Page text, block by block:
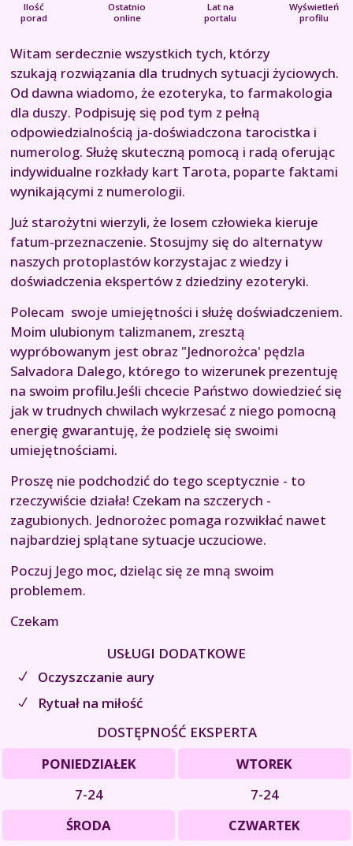
Ilość
porad
Ostatnio
online
Lat na
portalu
Wyświetleń
profilu
Witam serdecznie wszystkich tych, którzy
szukają rozwiązania dla trudnych sytuacji życiowych.
Od dawna wiadomo, że ezoteryka, to farmakologia
dla duszy. Podpisuję się pod tym z pełną
odpowiedzialnością ja-doświadczona tarocistka i
numerolog. Służę skuteczną pomocą i radą oferując
indywidualne rozkłady kart Tarota, poparte faktami
wynikającymi z numerologii.
Już starożytni wierzyli, że losem człowieka kieruje
fatum-przeznaczenie. Stosujmy się do alternatyw
naszych protoplastów korzystajac z wiedzy i
doświadczenia ekspertów z dziedziny ezoteryki.
Polecam swoje umiejętności i służę doświadczeniem.
Moim ulubionym talizmanem, zresztą
wypróbowanym jest obraz "Jednorożca' pędzla
Salvadora Dalego, którego to wizerunek prezentuję
na swoim profilu.Jeśli chcecie Państwo dowiedzieć się
jak w trudnych chwilach wykrzesać z niego pomocną
energię gwarantuję, że podzielę się swoimi
umiejętnościami.
Proszę nie podchodzić do tego sceptycznie - to
rzeczywiście działa! Czekam na szczerych -
zagubionych. Jednorożec pomaga rozwikłać nawet
najbardziej splątane sytuacje uczuciowe.
Poczuj Jego moc, dzieląc się ze mną swoim
problemem.
Czekam
USŁUGI DODATKOWE
Oczyszczanie aury
Rytuał na miłość
DOSTĘPNOŚĆ EKSPERTA
PONIEDZIAŁEK
7-24
WTOREK
7-24
ŚRODA
CZWARTEK